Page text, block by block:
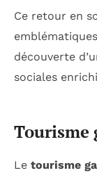
Ce retour en
découverte
sociales
Tourisme
Le tourisme